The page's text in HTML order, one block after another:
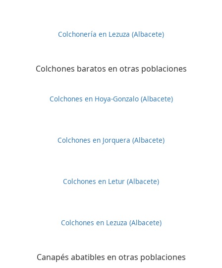
Colchonería en Lezuza (Albacete)
Colchones baratos en otras poblaciones
Colchones en Hoya-Gonzalo (Albacete)
Colchones en Jorquera (Albacete)
Colchones en Letur (Albacete)
Colchones en Lezuza (Albacete)
Canapés abatibles en otras poblaciones